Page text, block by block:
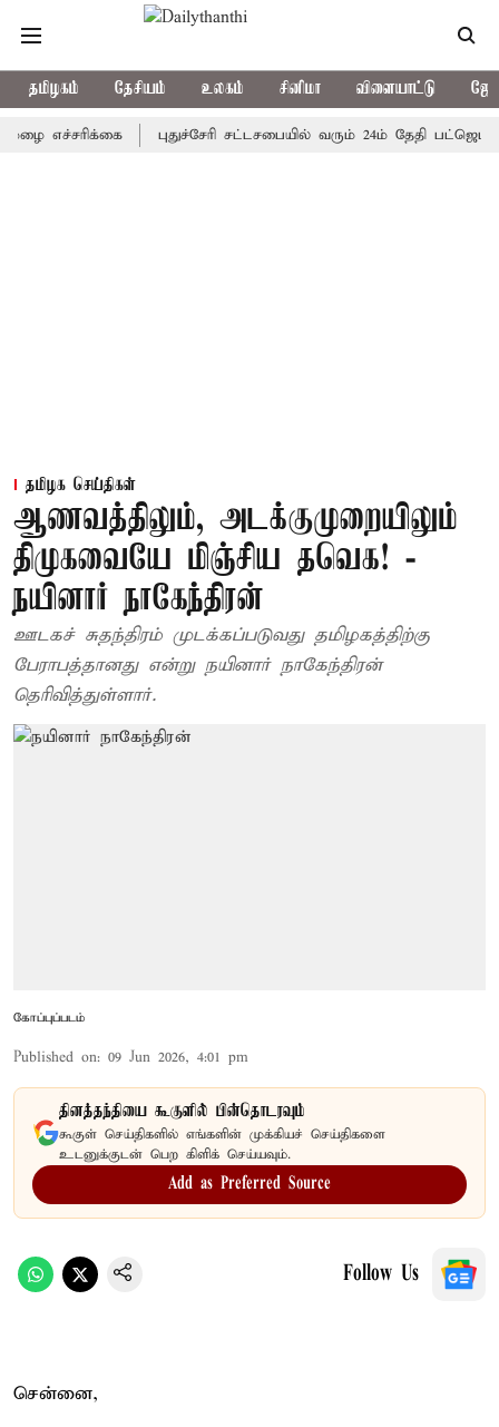
தமிழகம் தேசியம் உலகம் சினிமா விளையாட்டு
புதுச்சேரி சட்டசபையில் வரும் 24ம் தேதி பட்ஜெட்
தமிழக செய்திகள்
ஆணவத்திலும், அடக்குமுறையிலும்
திமுகவையே மிஞ்சிய தவெக! -
நயினார் நாகேந்திரன்
ஊடகச் சுதந்திரம் முடக்கப்படுவது தமிழகத்திற்கு
பேராபத்தானது என்று நயினார் நாகேந்திரன்
தெரிவித்துள்ளார்.
கோப்புப்படம்
Published on: 09 Jun 2026, 4:01 pm
தினத்தந்தியை கூகுளில் பின்தொடரவும்
கூகுள் செய்திகளில் எங்களின் முக்கியச் செய்திகளை
உடனுக்குடன் பெற கிளிக் செய்யவும்.
Add as Preferred Source
Follow Us
சென்னை,